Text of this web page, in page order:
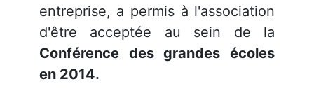
entreprise, a permis à l'association
d'être acceptée au sein de la
Conférence des grandes écoles
en 2014.